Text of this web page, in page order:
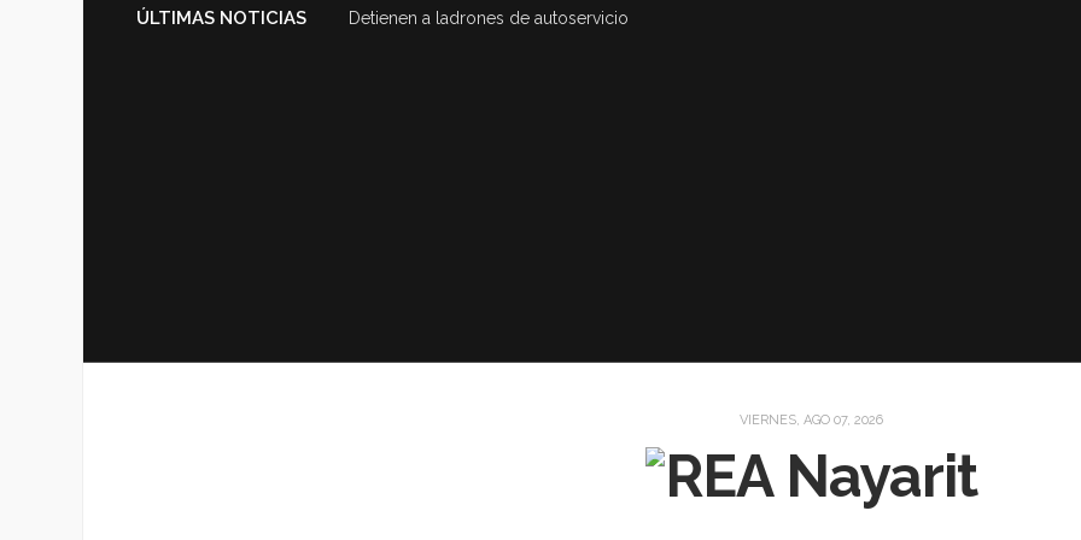
ÚLTIMAS NOTICIAS Detienen a ladrones de autoservicio
VIERNES, AGO 07, 2026